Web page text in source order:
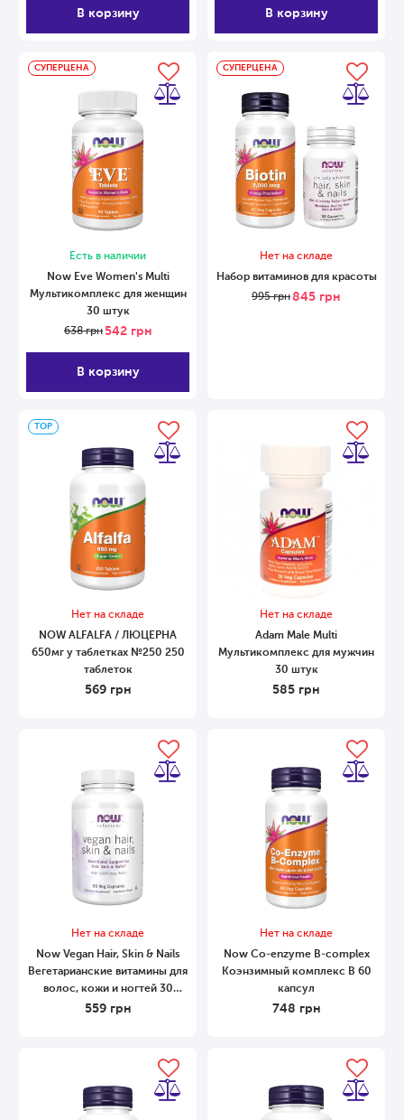
В корзину В корзину
СУПЕРЦЕНА
Есть в наличии
Now Eve Women's Multi
Мультикомплекс для женщин
30 штук
638грн 542 грн
В корзину
СУПЕРЦЕНА
Нет на складе
Набор витаминов для красоты
995грн845 грн
ТОP
Нет на складе
NOW ALFALFA / ЛЮЦЕРНА
650мг у таблетках №250 250
таблеток
569 грн
Нет на складе
Adam Male Multi
Мультикомплекс для мужчин
30 штук
585 грн
Нет на складе
Now Vegan Hair, Skin & Nails
Вегетарианские витамины для
волос, кожи и ногтей 30
капсул
559 грн
Нет на складе
Now Co-enzyme B-complex
Коэнзимный комплекс В 60
капсул
748 грн